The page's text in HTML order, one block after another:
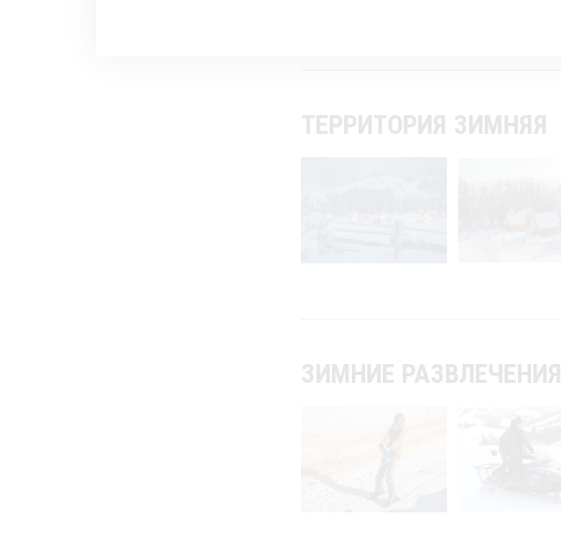
ТЕРРИТОРИЯ ЗИМНЯЯ
ЗИМНИЕ РАЗВЛЕЧЕНИЯ